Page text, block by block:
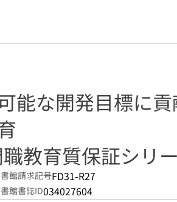
能な開発目標に
教育質保証シリ
館請求記号FD31-R27
館書誌ID034027604